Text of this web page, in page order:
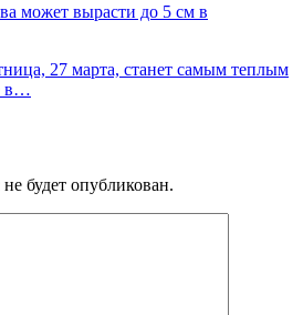
может вырасти до 5 см в
27 марта, станет самым теплым
в…
будет опубликован.